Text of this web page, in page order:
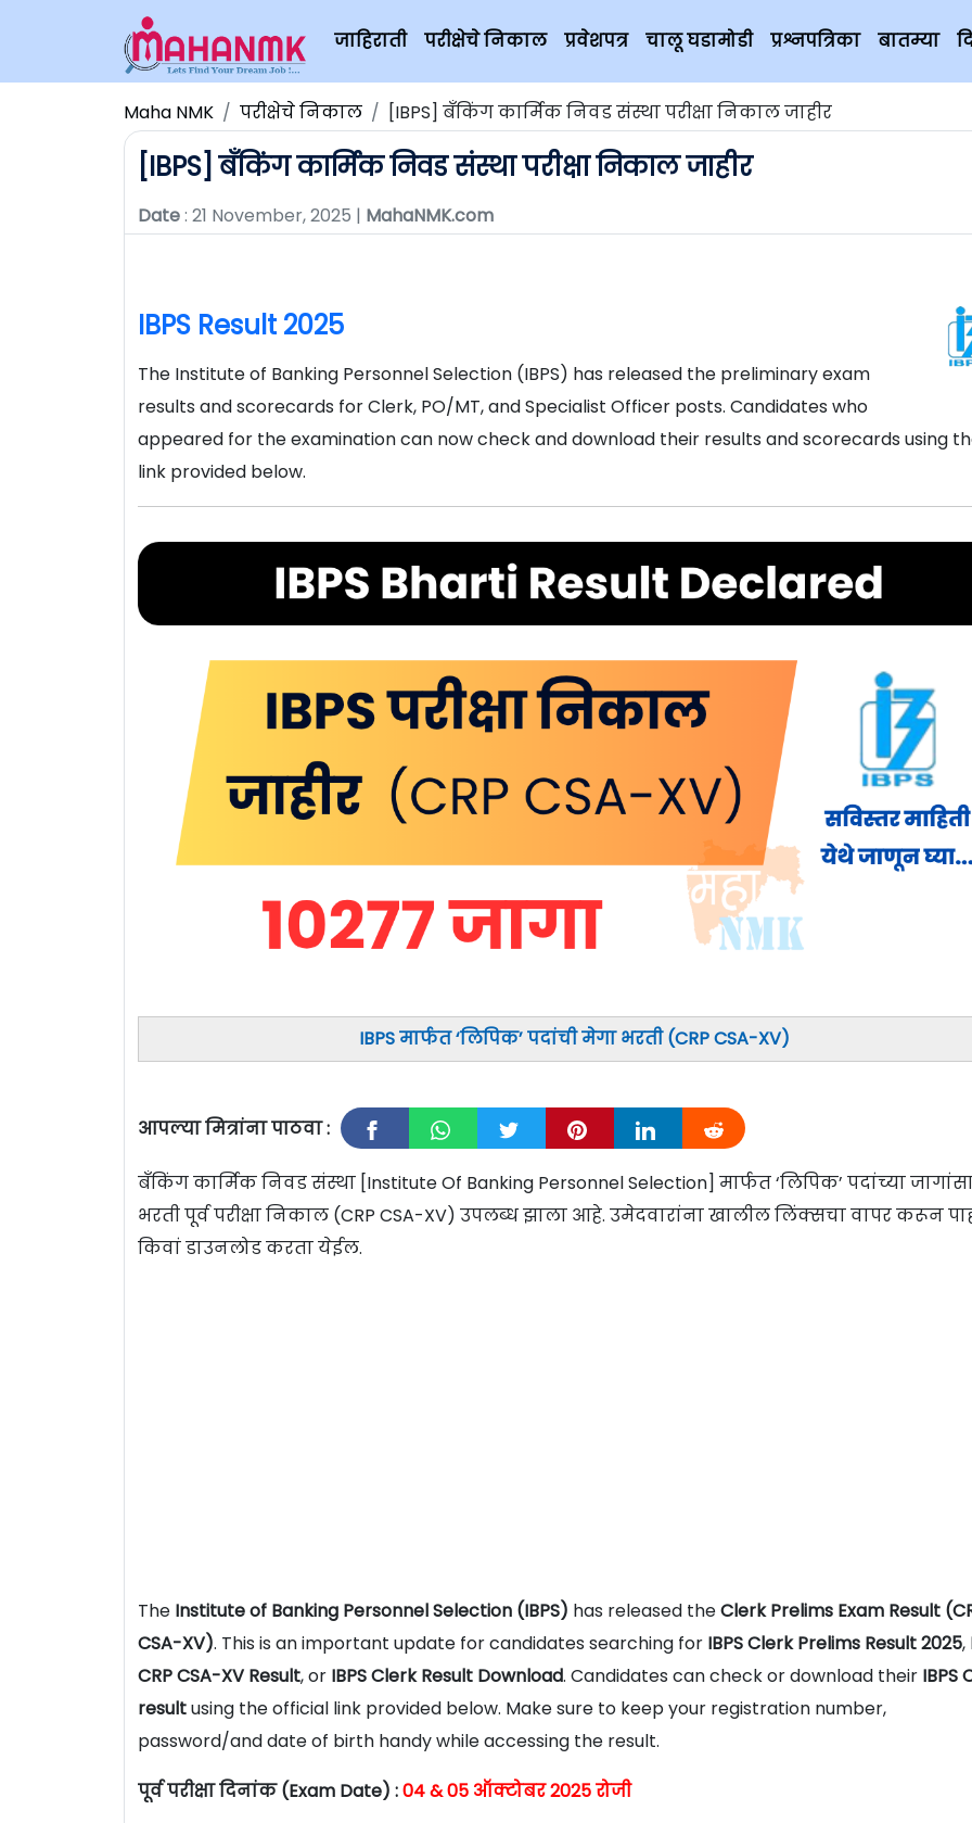
जाहिराती परीक्षेचे निकाल प्रवेशपत्र चालू घडामोडी प्रश्नपत्रिका बातम्या
Maha NMK परीक्षेचे निकाल [IBPS] बँकिंग कार्मिक निवड संस्था परीक्षा निकाल जाहीर
[IBPS] बँकिंग कार्मिक निवड संस्था परीक्षा निकाल जाहीर
Date: 21 November, 2025 | MahaNMK.com
IBPS Result 2025
The Institute of Banking Personnel Selection (IBPS) has released the preliminary exam
results and scorecards for Clerk, PO/MT, and Specialist Officer posts. Candidates who
appeared for the examination can now check and download their results and scorecards using
link provided below.
IBPS मार्फत ‘लिपिक’ पदांची मेगा भरती (CRP CSA-XV)
आपल्या मित्रांना पाठवा :
बँकिंग कार्मिक निवड संस्था [Institute Of Banking Personnel Selection] मार्फत ‘लिपिक’ पदांच्या
भरती पूर्व परीक्षा निकाल (CRP CSA-XV) उपलब्ध झाला आहे. उमेदवारांना खालील लिंक्सचा वापर करून
किवां डाउनलोड करता येईल.
The Institute of Banking Personnel Selection (IBPS) has released theClerk Prelims Exam Result
CSA-XV). This is an important update for candidates searching for IBPS Clerk Prelims Result 2025,
CRP CSA-XV Result, or IBPS Clerk Result Download. Candidates can check or download their IBPS
resultusing the official link provided below. Make sure to keep your registration number,
password/and date of birth handy while accessing the result.
पूर्व परीक्षा दिनांक (Exam Date) :04 & 05 ऑक्टोबर 2025 रोजी